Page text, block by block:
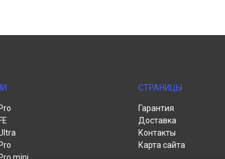
СТРАНИЦЫ
Гарантия
Доставка
Контакты
Карта сайта